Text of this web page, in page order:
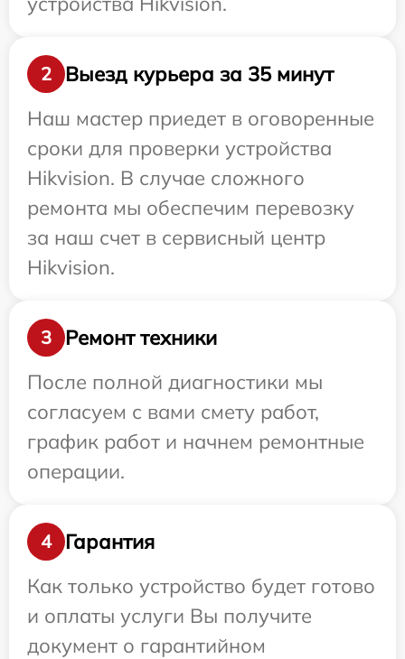
2
Выезд курьера за 35 минут
Наш мастер приедет в оговоренные
сроки для проверки устройства
Hikvision. В случае сложного
ремонта мы обеспечим перевозку
за наш счет в сервисный центр
Hikvision.
3
Ремонт техники
После полной диагностики мы
согласуем с вами смету работ,
график работ и начнем ремонтные
операции.
4
Гарантия
Как только устройство будет готово
и оплаты услуги Вы получите
документ о гарантийном